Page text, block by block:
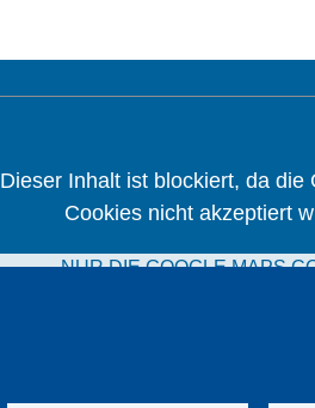
Dieser Inhalt ist blockiert, da die
Cookies nicht akzeptiert
NUR DIE GOOGLE MAPS